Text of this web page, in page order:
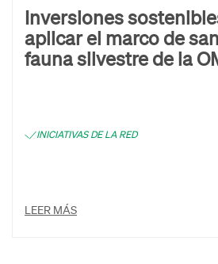
Inversiones
aplicar el marco de
fauna silvestre de la
INICIATIVAS DE LA RED
LEER MÁS